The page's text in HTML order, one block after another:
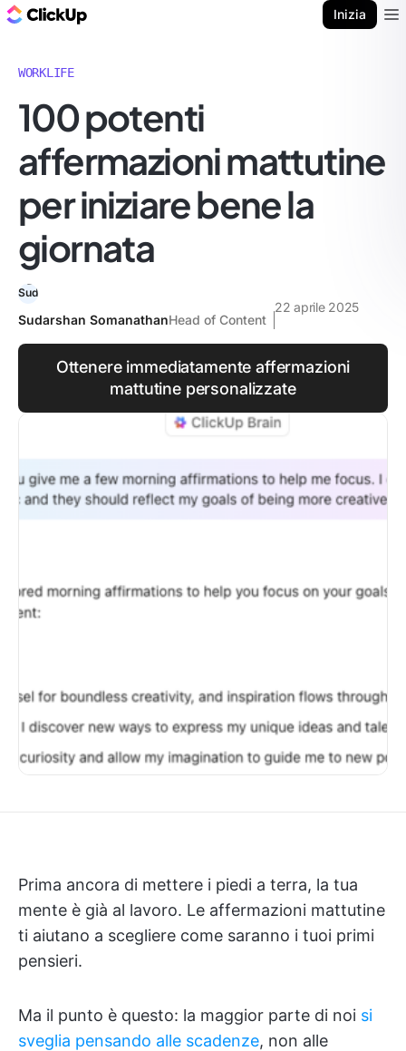
Inizia
WORKLIFE
100 potenti
affermazioni mattutine
per iniziare bene la
giornata
Sudarshan SomanathanHead of Content
22 aprile 2025
Ottenere immediatamente affermazioni
mattutine personalizzate
Prima ancora di mettere i piedi a terra, la tua
mente è già al lavoro. Le affermazioni mattutine
ti aiutano a scegliere come saranno i tuoi primi
pensieri.
Ma il punto è questo: la maggior parte di noi si
sveglia pensando alle scadenze, non alle